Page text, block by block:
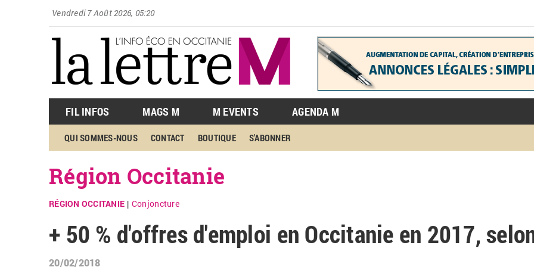
Vendredi 7 Août 2026, 05:20
FIL INFOS MAGS M M EVENTS AGENDA M
QUI SOMMES-NOUS CONTACT BOUTIQUE S'ABONNER
Région Occitanie
RÉGION OCCITANIE Conjoncture
+ 50 % d'offres d'emploi en Occitanie en 2017,
20/02/2018